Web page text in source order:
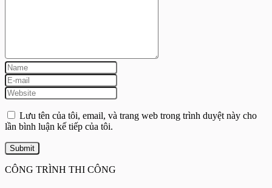
Lưu tên của tôi, email, và trang web trong trình duyệt này cho
lần bình luận kế tiếp của tôi.
CÔNG TRÌNH THI CÔNG